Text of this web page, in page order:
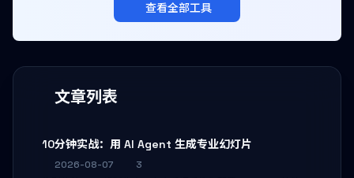
文章列表
10分钟实战：用 AI Agent 生成专业幻灯片
2026-08-07
3
查看全部工具